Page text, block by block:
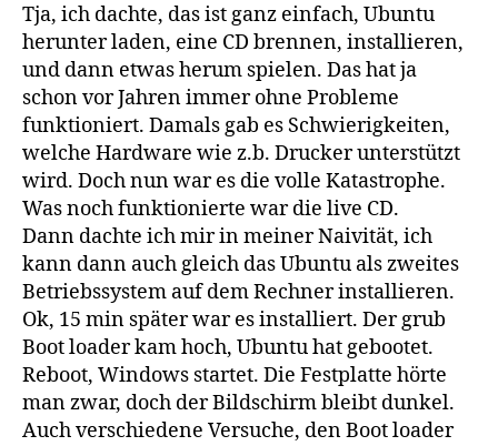
Tja, ich dachte, das ist ganz einfach, Ubuntu
herunter laden, eine CD brennen, installieren,
und dann etwas herum spielen. Das hat ja
schon vor Jahren immer ohne Probleme
funktioniert. Damals gab es Schwierigkeiten,
welche Hardware wie z.b. Drucker unterstützt
wird. Doch nun war es die volle Katastrophe.
Was noch funktionierte war die live CD.
Dann dachte ich mir in meiner Naivität, ich
kann dann auch gleich das Ubuntu als zweites
Betriebssystem auf dem Rechner installieren.
Ok, 15 min später war es installiert. Der grub
Boot loader kam hoch, Ubuntu hat gebootet.
Reboot, Windows startet. Die Festplatte hörte
man zwar, doch der Bildschirm bleibt dunkel.
Auch verschiedene Versuche, den Boot loader